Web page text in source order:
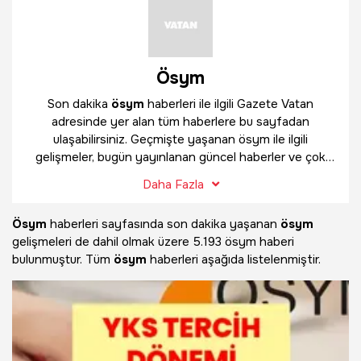
Ösym
Son dakika ösym haberleri ile ilgili Gazete Vatan
adresinde yer alan tüm haberlere bu sayfadan
ulaşabilirsiniz. Geçmişte yaşanan ösym ile ilgili
gelişmeler, bugün yayınlanan güncel haberler ve çok
Daha Fazla
Ösym haberleri sayfasında son dakika yaşanan ösym
gelişmeleri de dahil olmak üzere 5.193 ösym haberi
bulunmuştur. Tüm ösym haberleri aşağıda listelenmiştir.